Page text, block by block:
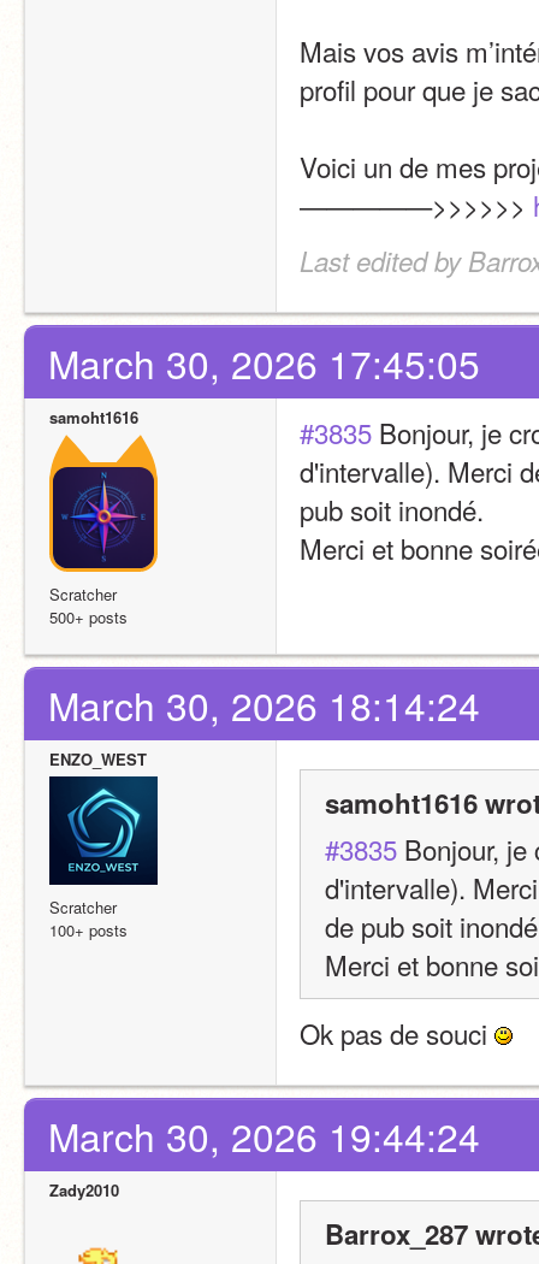
Mais vos avis
profil pour que je
Voici un de mes
—————>>>>>>
Last edited by
March 30, 2026 17:45:05
samoht1616
Scratcher
500+ posts
#3835 Bonjour, je
d'intervalle). Merci
pub soit inondé.
Merci et bonne
March 30, 2026 18:14:24
ENZO_WEST
Scratcher
100+ posts
samoht1616
#3835 Bonjour,
d'intervalle).
de pub soit
Merci et bonne
Ok pas de souci
March 30, 2026 19:44:24
Zady2010
Barrox_287